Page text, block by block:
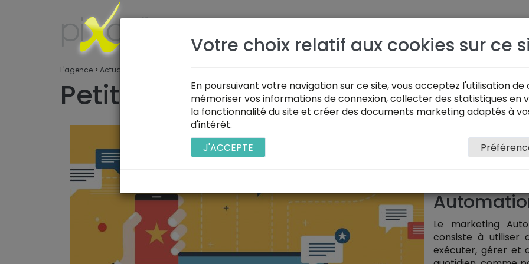
L'agence > Actualités
Petit Glossaire du Marketing
Vous avez
marketing(
savez pas ce qui
derniers mois,
Qu'est
Le marketing
consiste à utiliser
exécuter, gérer et
Votre choix relatif aux cookies sur ce
En poursuivant votre navigation sur ce site, vous acceptez l'utilisation de
mémoriser vos informations de connexion, collecter des statistiques en
la fonctionnalité du site et créer des documents marketing adaptés à
d'intérêt.
J'ACCEPTE